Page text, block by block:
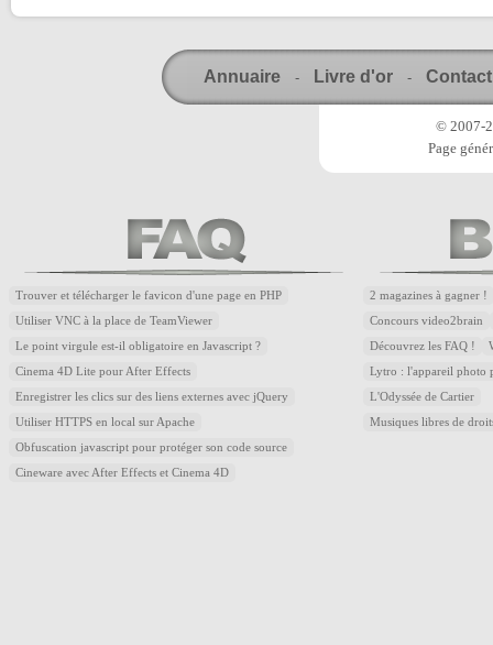
Annuaire - Livre d'or - Contact
© 2007-
Page
Trouver et télécharger le favicon d'une page en PHP
Utiliser VNC à la place de TeamViewer
Le point virgule est-il obligatoire en Javascript ?
Cinema 4D Lite pour After Effects
Enregistrer les clics sur des liens externes avec jQuery
Utiliser HTTPS en local sur Apache
Obfuscation javascript pour protéger son code source
Cineware avec After Effects et Cinema 4D
2 magazines à gagner !
Concours video2brain
Découvrez les FAQ !
Lytro : l'appareil photo
L'Odyssée de Cartier
Musiques libres de